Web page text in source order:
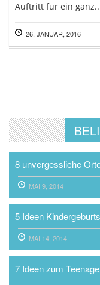
Auftritt für ein
26. JANUAR, 2016
8 unvergessliche
MAI 9, 2014
5 Ideen
MAI 14, 2014
7 Ideen zum